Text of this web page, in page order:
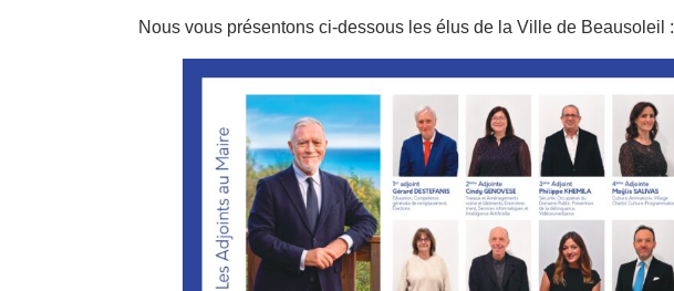
Nous vous présentons ci-dessous les élus de la Ville de Beausoleil :